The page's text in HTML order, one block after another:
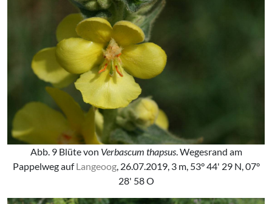
Abb. 9 Blüte von Verbascum thapsus. Wegesrand am
Pappelweg aufLangeoog, 26.07.2019, 3 m, 53° 44' 29 N, 07°
28' 58 O